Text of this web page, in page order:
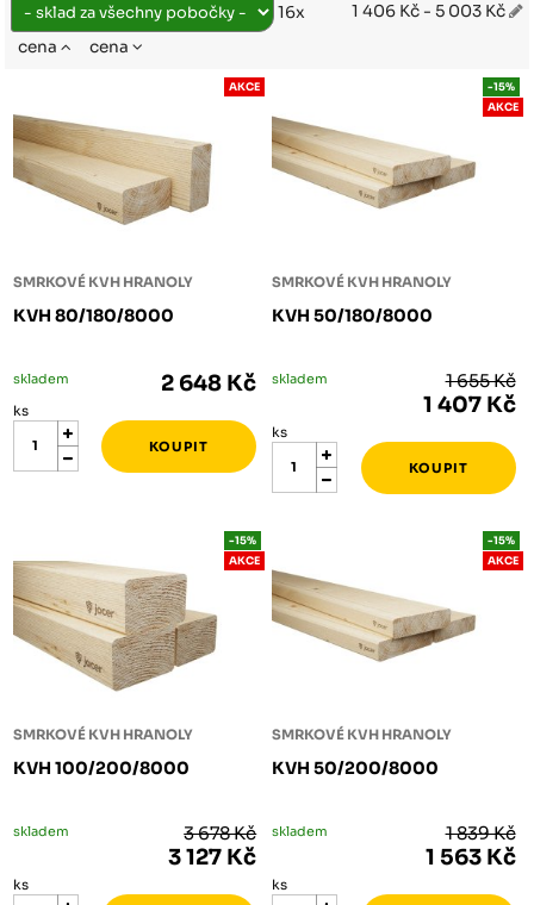
16x
1 406 Kč - 5 003 Kč
cena
cena
SMRKOVÉ KVH HRANOLY
KVH 80/180/8000
AKCE
skladem 2 648 Kč
ks
SMRKOVÉ KVH HRANOLY
KVH 50/180/8000
-15%
AKCE
skladem 1 655 Kč
1 407 Kč
ks
SMRKOVÉ KVH HRANOLY
KVH 100/200/8000
-15%
AKCE
skladem 3 678 Kč
3 127 Kč
ks
SMRKOVÉ KVH HRANOLY
KVH 50/200/8000
-15%
AKCE
skladem 1 839 Kč
1 563 Kč
ks